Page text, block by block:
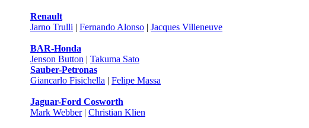
Renault
Jarno Trulli | Fernando Alonso | Jacques Villeneuve
BAR-Honda
Jenson Button | Takuma Sato
Sauber-Petronas
Giancarlo Fisichella | Felipe Massa
Jaguar-Ford Cosworth
Mark Webber| Christian Klien